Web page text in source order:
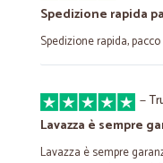
Spedizione rapida
Spedizione rapida,
—
Lavazza è sempre
Lavazza è sempre